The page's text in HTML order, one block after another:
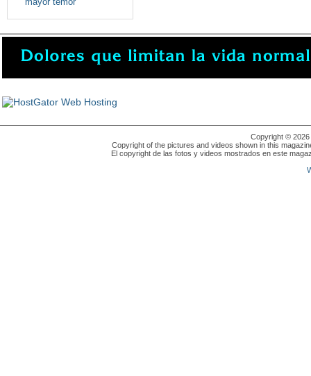
Copyright © 2026
Copyright of the pictures and videos shown in this
El copyright de las fotos y videos mostrados en este